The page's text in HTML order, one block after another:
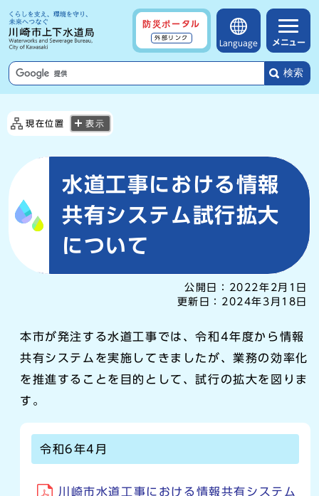
防災ポータル
外部リンク
Language メニュー
検索
現在位置 表示
水道工事における情報
共有システム試行拡大
について
公開日：
2022年2月1日
更新日： 2024年3月18日
本市が発注する水道工事では、令和4年度から情報
共有システムを実施してきましたが、業務の効率化
を推進することを目的として、試行の拡大を図りま
す。
令和6年4月
川崎市水道工事における情報共有システム